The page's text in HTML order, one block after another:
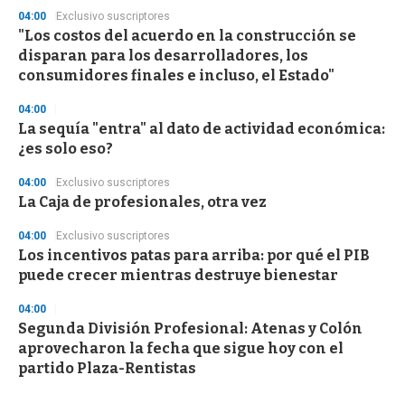
04:00 Exclusivo suscriptores
"Los costos del acuerdo en la construcción se
disparan para los desarrolladores, los
consumidores finales e incluso, el Estado"
04:00
La sequía "entra" al dato de actividad económica:
¿es solo eso?
04:00 Exclusivo suscriptores
La Caja de profesionales, otra vez
04:00 Exclusivo suscriptores
Los incentivos patas para arriba: por qué el PIB
puede crecer mientras destruye bienestar
04:00
Segunda División Profesional: Atenas y Colón
aprovecharon la fecha que sigue hoy con el
partido Plaza-Rentistas